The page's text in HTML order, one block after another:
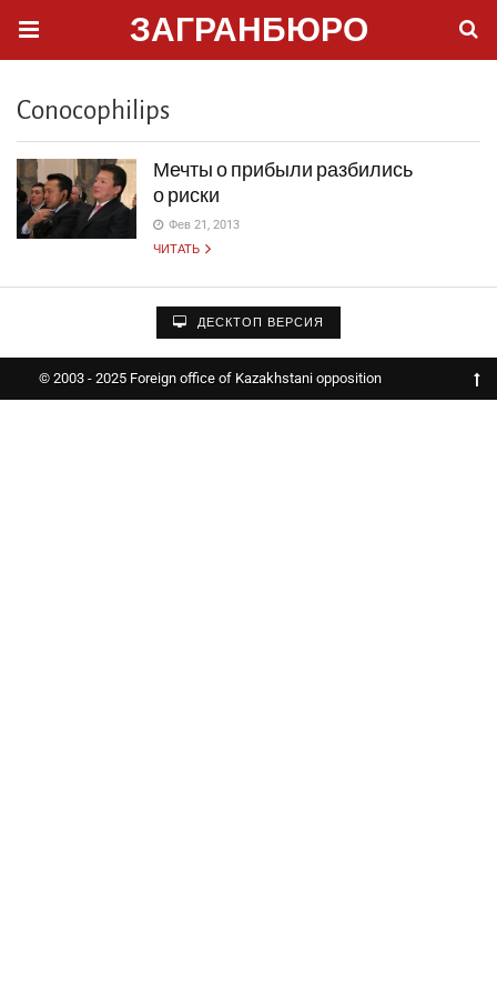
ЗАГРАНБЮРО
Conocophilips
Мечты о прибыли разбились
о риски
Фев 21, 2013
ЧИТАТЬ
ДЕСКТОП ВЕРСИЯ
© 2003 - 2025 Foreign office of Kazakhstani opposition